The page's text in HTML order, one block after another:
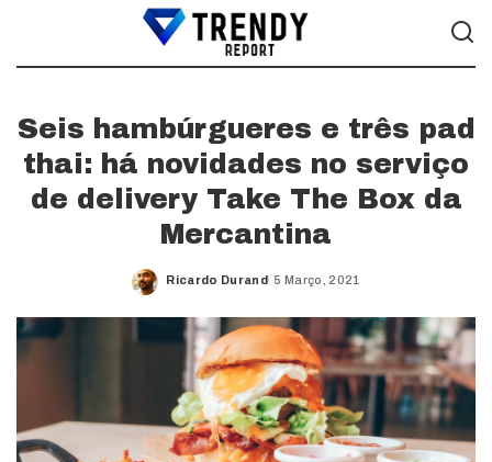
Seis hambúrgueres e três pad
thai: há novidades no serviço
de delivery Take The Box da
Mercantina
Posted
Ricardo Durand 5 Março, 2021